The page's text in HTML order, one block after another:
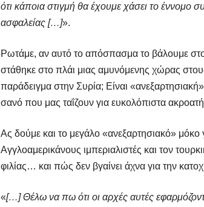
ότι κάποια στιγμή θα έχουμε χάσει το έννομο
ασφαλείας […]».
Ρωτάμε, αν αυτό το απόσπασμα το βάλουμε στο
στάθηκε στο πλάι μιας αμυνόμενης χώρας
παράδειγμα στην Συρία; Είναι
σανό που μας ταΐζουν για ευκολόπιστα
Ας δούμε και το μεγάλο «ανεξαρτησιακό»
Αγγλοαμερικάνους ιμπεριαλιστές και τον
φιλίας… και πώς δεν βγαίνει άχνα για την
«[…] Θέλω να πω ότι οι αρχές αυτές